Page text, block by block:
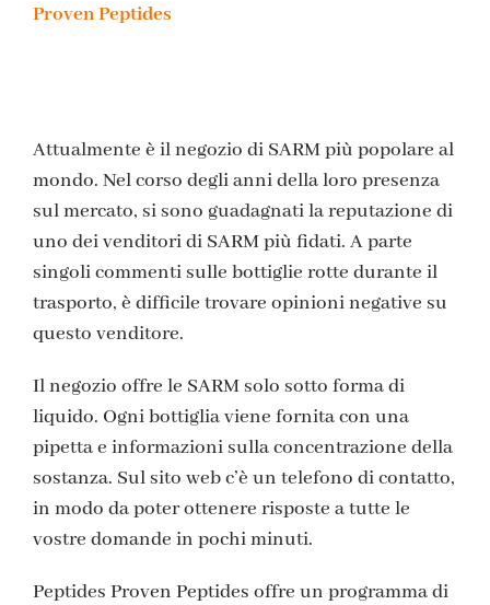
Proven Peptides
Attualmente è il negozio di SARM più popolare al
mondo. Nel corso degli anni della loro presenza
sul mercato, si sono guadagnati la reputazione di
uno dei venditori di SARM più fidati. A parte
singoli commenti sulle bottiglie rotte durante il
trasporto, è difficile trovare opinioni negative su
questo venditore.
Il negozio offre le SARM solo sotto forma di
liquido. Ogni bottiglia viene fornita con una
pipetta e informazioni sulla concentrazione della
sostanza. Sul sito web c’è un telefono di contatto,
in modo da poter ottenere risposte a tutte le
vostre domande in pochi minuti.
Peptides Proven Peptides offre un programma di